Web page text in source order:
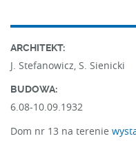
ARCHITEKT:
J. Stefanowicz, S. Sienicki
BUDOWA:
6.08-10.09.1932
Dom nr 13 na terenie